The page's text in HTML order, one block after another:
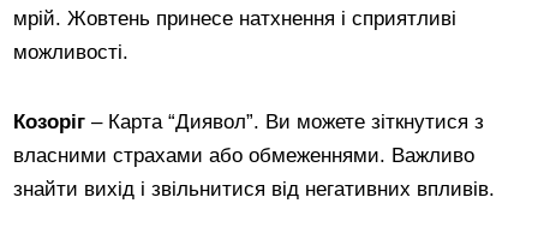
мрій. Жовтень принесе натхнення і сприятливі
можливості.
Козоріг – Карта “Диявол”. Ви можете зіткнутися з
власними страхами або обмеженнями. Важливо
знайти вихід і звільнитися від негативних впливів.